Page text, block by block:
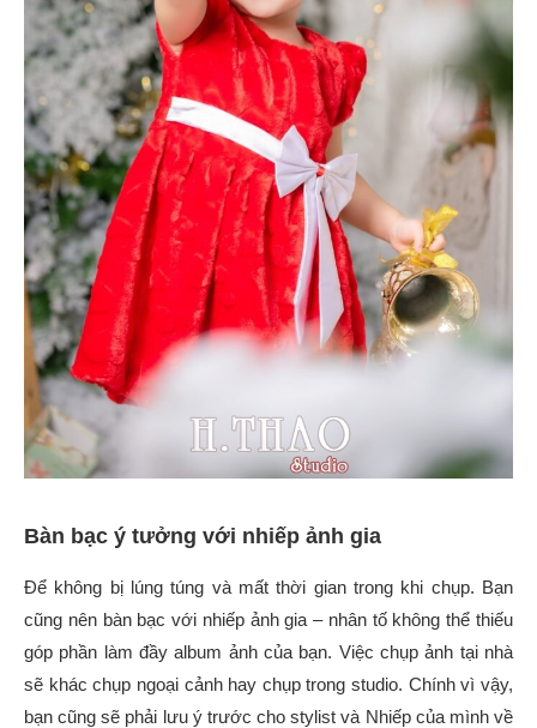
Bàn bạc ý tưởng với nhiếp ảnh gia
Để không bị lúng túng và mất thời gian trong khi chụp. Bạn
cũng nên bàn bạc với nhiếp ảnh gia – nhân tố không thể thiếu
góp phần làm đầy album ảnh của bạn. Việc chụp ảnh tại nhà
sẽ khác chụp ngoại cảnh hay chụp trong studio. Chính vì vậy,
bạn cũng sẽ phải lưu ý trước cho stylist và Nhiếp của mình về